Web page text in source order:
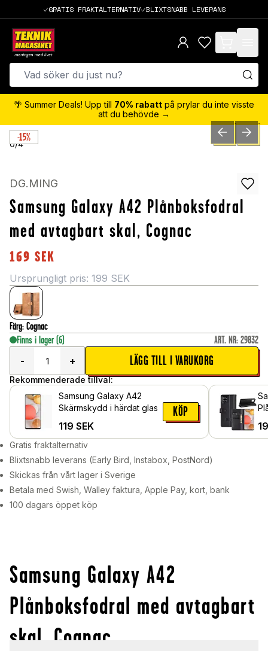
GRATIS FRAKTALTERNATIV BLIXTSNABB LEVERANS
items in cart,
🌴 Summer Deals! Upp till 70% rabatt på prylar du inte visste
att du behövde →
-15%
0/4 PREVIOUSNEXT
DG.MING
Samsung Galaxy A42 Plånboksfodral
med avtagbart skal, Cognac
169 SEK
Ursprungligt pris: 199 SEK
Färg: Cognac
Finns i lager (6) ART. NR: 29832
-
+ LÄGG TILL I VARUKORG
Rekommenderade tillval:
Samsung Galaxy A42
Skärmskydd i härdat glas
119 SEK
KÖP
Gratis fraktalternativ
Blixtsnabb leverans (Early Bird, Instabox, PostNord)
Skickas från vårt lager i Sverige
Betala med Swish, Walley faktura, Apple Pay, kort, bank
100 dagars öppet köp
Samsung Galaxy A42
Plånboksfodral med avtagbart
skal, Cognac